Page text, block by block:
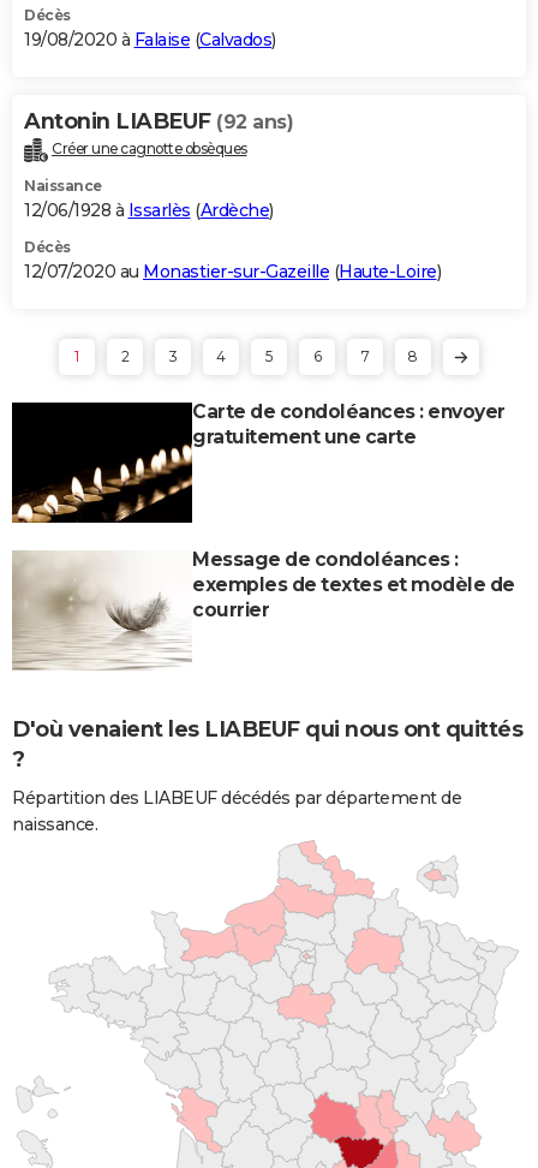
Décès
19/08/2020 à Falaise (Calvados)
Antonin LIABEUF (92 ans)
Créer une cagnotte obsèques
Naissance
12/06/1928 à Issarlès (Ardèche)
Décès
12/07/2020 au Monastier-sur-Gazeille (Haute-Loire)
1 2 3 4 5 6 7 8
Carte de condoléances : envoyer
gratuitement une carte
Message de condoléances :
exemples de textes et modèle de
courrier
D'où venaient les LIABEUF qui nous ont quittés
?
Répartition des LIABEUF décédés par département de
naissance.